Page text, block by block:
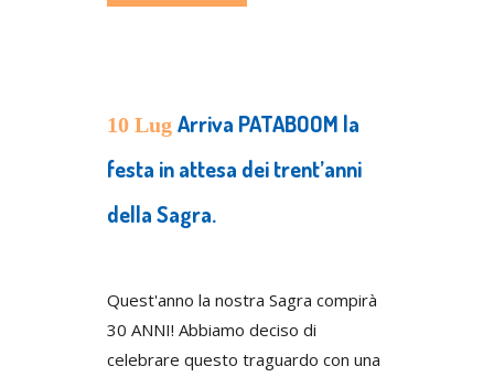
10 Lug Arriva PATABOOM la
festa in attesa dei trent’anni
della Sagra.
Quest'anno la nostra Sagra compirà
30 ANNI! Abbiamo deciso di
celebrare questo traguardo con una